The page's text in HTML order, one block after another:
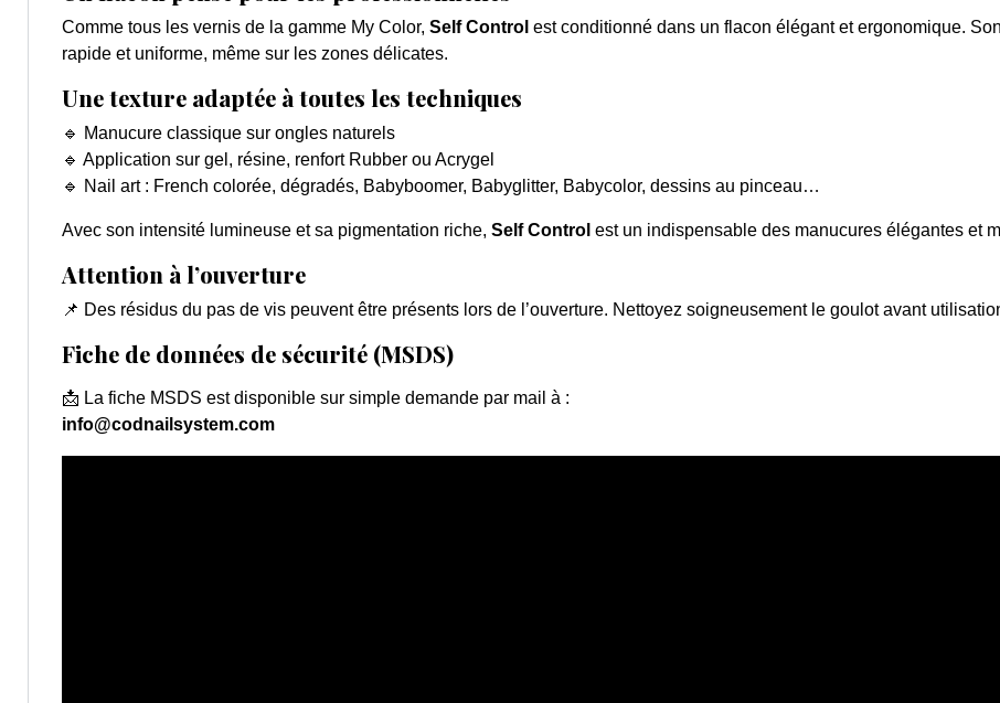
Comme tous les vernis de la gamme My Color, Self Control est conditionné dans un flacon élégant et ergonomique.
rapide et uniforme, même sur les zones délicates.
Une texture adaptée à toutes les techniques
🔹 Manucure classique sur ongles naturels
🔹 Application sur gel, résine, renfort Rubber ou Acrygel
🔹 Nail art : French colorée, dégradés, Babyboomer, Babyglitter, Babycolor, dessins au pinceau…
Avec son intensité lumineuse et sa pigmentation riche, Self Control est un indispensable des manucures élégantes et
Attention à l’ouverture
📌 Des résidus du pas de vis peuvent être présents lors de l’ouverture. Nettoyez soigneusement le goulot avant
Fiche de données de sécurité (MSDS)
📩 La fiche MSDS est disponible sur simple demande par mail à :
info@codnailsystem.com